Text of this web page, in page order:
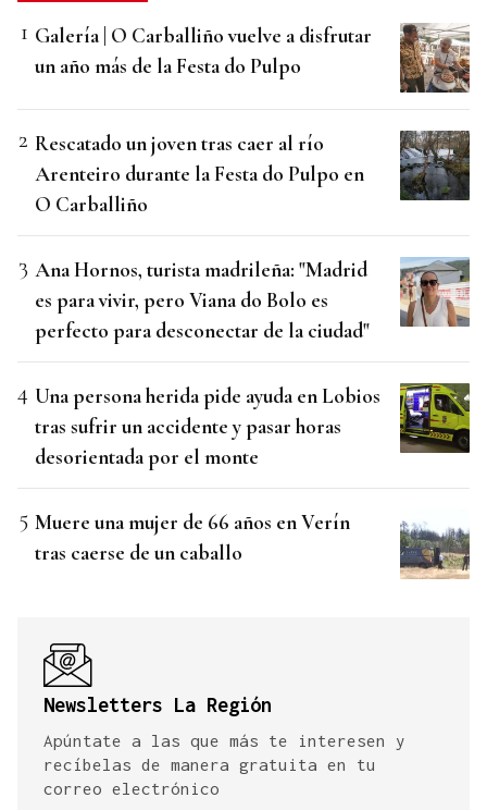
Galería | O Carballiño vuelve a disfrutar
un año más de la Festa do Pulpo
Rescatado un joven tras caer al río
Arenteiro durante la Festa do Pulpo en
O Carballiño
Ana Hornos, turista madrileña: "Madrid
es para vivir, pero Viana do Bolo es
perfecto para desconectar de la ciudad"
Una persona herida pide ayuda en Lobios
tras sufrir un accidente y pasar horas
desorientada por el monte
Muere una mujer de 66 años en Verín
tras caerse de un caballo
Newsletters La Región
Apúntate a las que más te interesen y
recíbelas de manera gratuita en tu
correo electrónico